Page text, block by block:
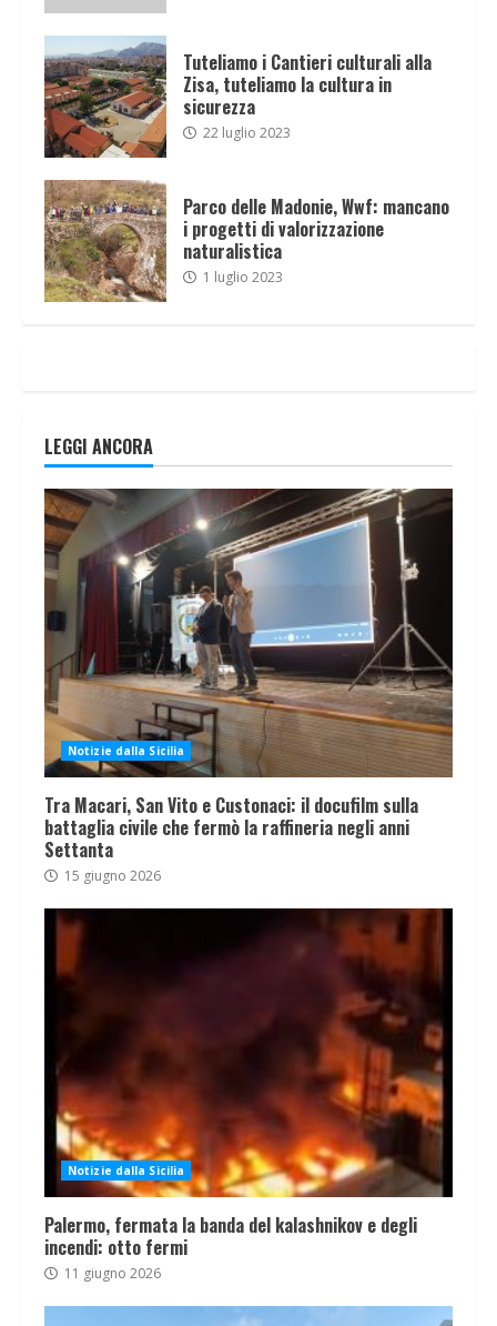
Tuteliamo i Cantieri culturali alla
Zisa, tuteliamo la cultura in
sicurezza
22 luglio 2023
Parco delle Madonie, Wwf: mancano
i progetti di valorizzazione
naturalistica
1 luglio 2023
LEGGI ANCORA
Notizie dalla Sicilia
Tra Macari, San Vito e Custonaci: il docufilm sulla
battaglia civile che fermò la raffineria negli anni
Settanta
15 giugno 2026
Notizie dalla Sicilia
Palermo, fermata la banda del kalashnikov e degli
incendi: otto fermi
11 giugno 2026